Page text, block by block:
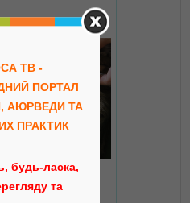
ПСИХОЛОГИ
ТВ -
ПОРТАЛ
АЮРВЕДИ ТА
ПРАКТИК
будь-ласка,
та